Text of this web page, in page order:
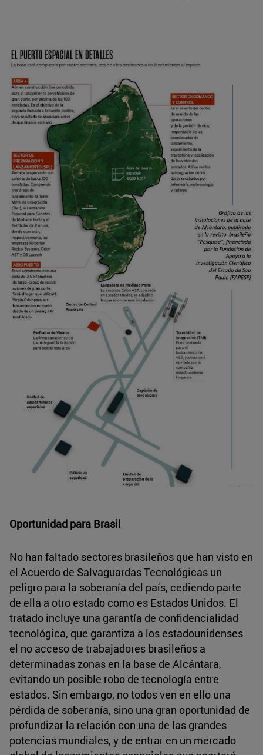
Oportunidad para Brasil
No han faltado sectores brasileños que han visto en
el Acuerdo de Salvaguardas Tecnológicas un
peligro para la soberanía del país, cediendo parte
de ella a otro estado como es Estados Unidos. El
tratado incluye una garantía de confidencialidad
tecnológica, que garantiza a los estadounidenses
el no acceso de trabajadores brasileños a
determinadas zonas en la base de Alcántara,
evitando un posible robo de tecnología entre
estados. Sin embargo, no todos ven en ello una
pérdida de soberanía, sino una gran oportunidad de
profundizar la relación con una de las grandes
potencias mundiales, y de entrar en un mercado